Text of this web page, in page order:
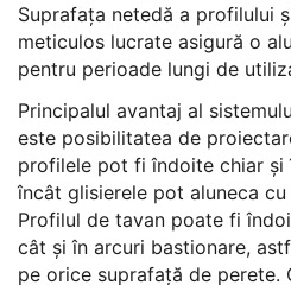
Suprafața netedă a profilului
meticulos lucrate asigură o
pentru perioade lungi de
Principalul avantaj al
este posibilitatea de
profilele pot fi îndoite chiar și
încât glisierele pot aluneca
Profilul de tavan poate fi
cât și în arcuri bastionare,
pe orice suprafață de perete.